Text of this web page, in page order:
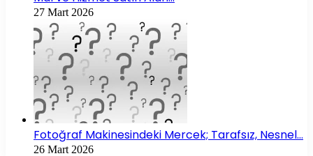
27 Mart 2026
Fotoğraf Makinesindeki Mercek; Tarafsız, Nesnel…
26 Mart 2026